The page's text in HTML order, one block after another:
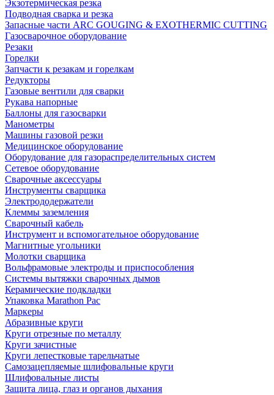
Экзотермическая резка
Подводная сварка и резка
Запасные части ARC GOUGING & EXOTHERMIC CUTTING
Газосварочное оборудование
Резаки
Горелки
Запчасти к резакам и горелкам
Редукторы
Газовые вентили для сварки
Рукава напорные
Баллоны для газосварки
Манометры
Машины газовой резки
Медицинское оборудование
Оборудование для газораспределительных систем
Сетевое оборудование
Сварочные аксессуары
Инструменты сварщика
Электрододержатели
Клеммы заземления
Сварочный кабель
Инструмент и вспомогательное оборудование
Магнитные угольники
Молотки сварщика
Вольфрамовые электроды и приспособления
Системы вытяжки сварочных дымов
Керамические подкладки
Упаковка Marathon Pac
Маркеры
Абразивные круги
Круги отрезные по металлу
Круги зачистные
Круги лепестковые тарельчатые
Самозацепляемые шлифовальные круги
Шлифовальные листы
Защита лица, глаз и органов дыхания